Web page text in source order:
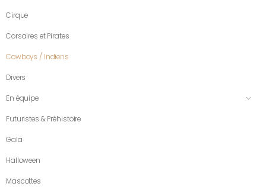
Cirque
Corsaires et Pirates
Cowboys / Indiens
Divers
En équipe
Futuristes & Préhistoire
Gala
Halloween
Mascottes